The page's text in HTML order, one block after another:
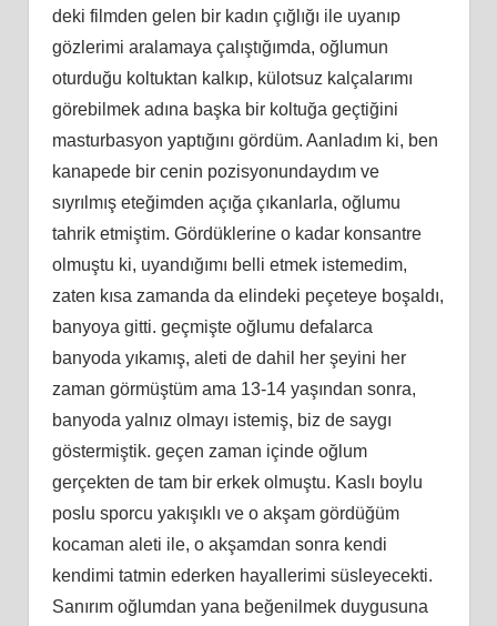
deki filmden gelen bir kadın çığlığı ile uyanıp
gözlerimi aralamaya çalıştığımda, oğlumun
oturduğu koltuktan kalkıp, külotsuz kalçalarımı
görebilmek adına başka bir koltuğa geçtiğini
masturbasyon yaptığını gördüm. Aanladım ki, ben
kanapede bir cenin pozisyonundaydım ve
sıyrılmış eteğimden açığa çıkanlarla, oğlumu
tahrik etmiştim. Gördüklerine o kadar konsantre
olmuştu ki, uyandığımı belli etmek istemedim,
zaten kısa zamanda da elindeki peçeteye boşaldı,
banyoya gitti. geçmişte oğlumu defalarca
banyoda yıkamış, aleti de dahil her şeyini her
zaman görmüştüm ama 13-14 yaşından sonra,
banyoda yalnız olmayı istemiş, biz de saygı
göstermiştik. geçen zaman içinde oğlum
gerçekten de tam bir erkek olmuştu. Kaslı boylu
poslu sporcu yakışıklı ve o akşam gördüğüm
kocaman aleti ile, o akşamdan sonra kendi
kendimi tatmin ederken hayallerimi süsleyecekti.
Sanırım oğlumdan yana beğenilmek duygusuna